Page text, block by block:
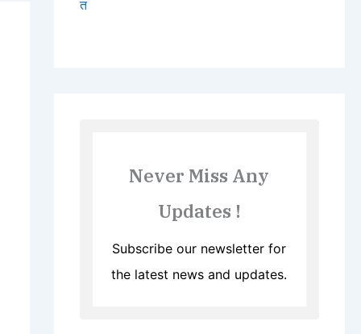
Never Miss Any
Updates !
Subscribe our newsletter for
the latest news and updates.